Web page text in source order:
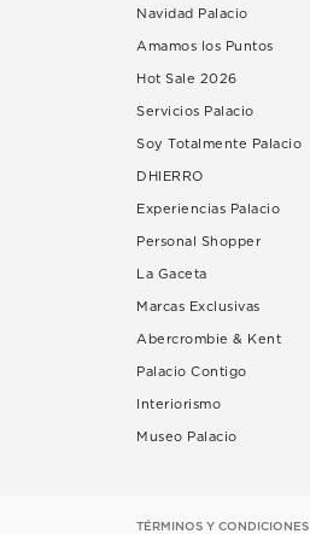
Navidad Palacio
Amamos los Puntos
Hot Sale 2026
Servicios Palacio
Soy Totalmente Palacio
DHIERRO
Experiencias Palacio
Personal Shopper
La Gaceta
Marcas Exclusivas
Abercrombie & Kent
Palacio Contigo
Interiorismo
Museo Palacio
TÉRMINOS Y CONDICIONES